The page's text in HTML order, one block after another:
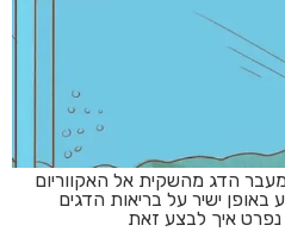
הדג מהשקית אל האקווריום
ישיר על בריאות הדגים
נפרט איך לבצע זאת